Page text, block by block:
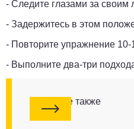
- Следите глазами за своим
- Задержитесь в этом
- Повторите упражнение 10-
- Выполните два-три
Смотрите также